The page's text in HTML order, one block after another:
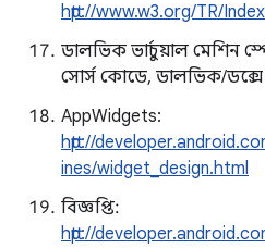
http://www.w3.org/TR/
ডালভিক ভার্চুয়াল মেশিন
সোর্স কোডে, ডালভিক/
AppWidgets:
http://
ines/widget_design.html
বিজ্ঞপ্তি:
http://